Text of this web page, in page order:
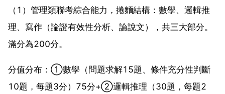
（1）管理類聯考綜合能力，捲麵結構：數學、邏輯推
理、寫作（論證有效性分析、論說文），共三大部分。
滿分為200分。
分值分布：①數學（問題求解15題、條件充分性判斷
10題，每題3分）75分+②邏輯推理（30題，每題2